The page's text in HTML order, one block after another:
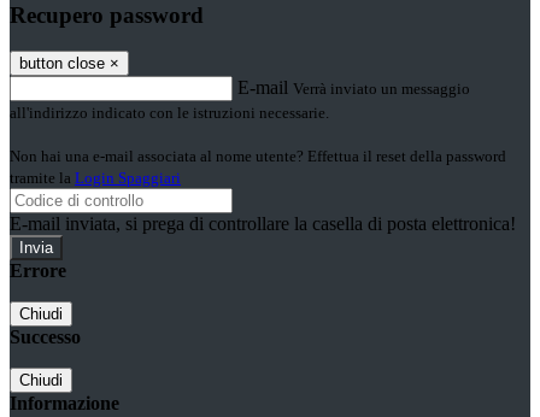
Recupero password
button close ×
E-mail Verrà inviato un messaggio
all'indirizzo indicato con le istruzioni necessarie.
Non hai una e-mail associata al nome utente? Effettua il reset della password
tramite la Login Spaggiari
E-mail inviata, si prega di controllare la casella di posta elettronica!
Errore
Chiudi
Successo
Chiudi
Informazione